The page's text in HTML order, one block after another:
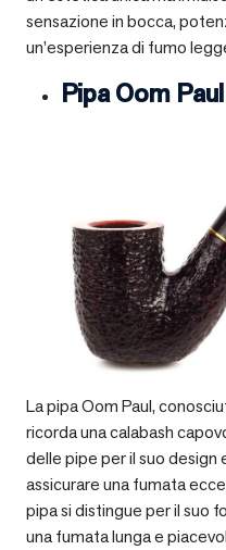
sensazione in bocca,
un’esperienza di fumo
Pipa Oom Paul
La pipa Oom Paul,
ricorda una calabash
delle pipe per il suo design
assicurare una fumata
pipa si distingue per il suo
una fumata lunga e